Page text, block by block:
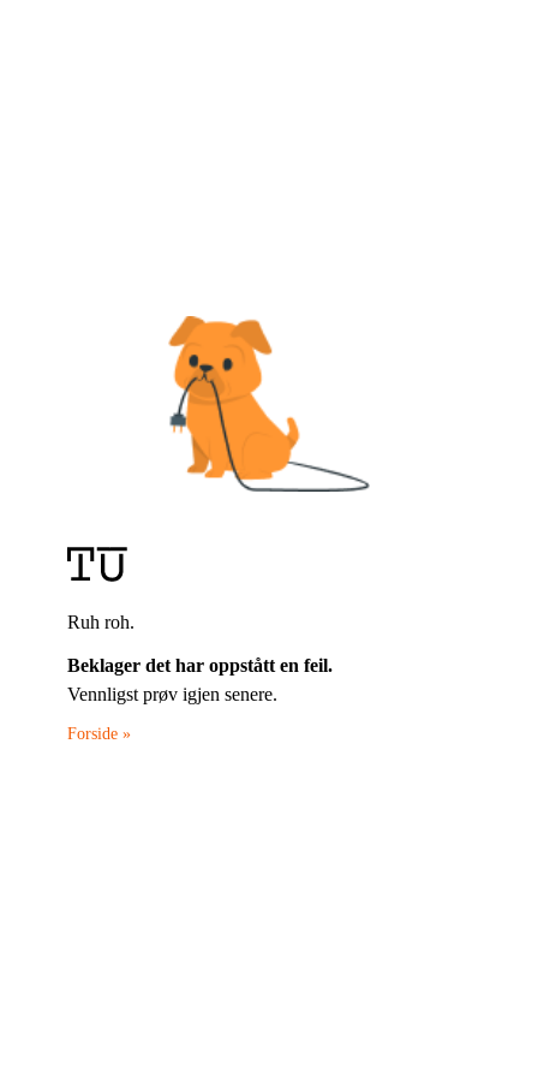
Ruh roh.
Beklager det har oppstått en feil.
Vennligst prøv igjen senere.
Forside »